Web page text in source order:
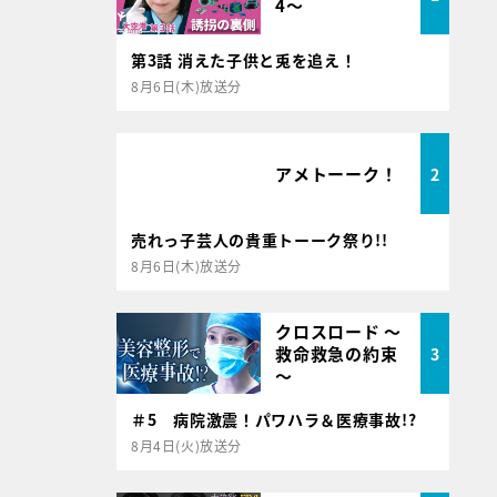
第3話 消えた子供と兎を追え！
8月6日(木)放送分
アメトーーク！ 2
売れっ子芸人の貴重トーーク祭り!!
8月6日(木)放送分
クロスロード ～
救命救急の約束
～
3
＃5 病院激震！パワハラ＆医療事故!?
8月4日(火)放送分